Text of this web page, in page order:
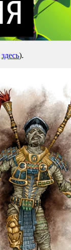
здесь).